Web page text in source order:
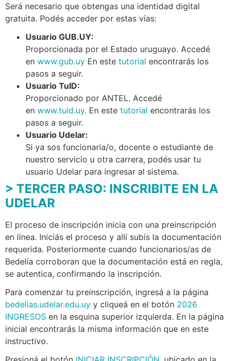
Será necesario que obtengas una identidad digital
gratuita. Podés acceder por estas vías:
Usuario GUB.UY:
Proporcionada por el Estado uruguayo. Accedé
en www.gub.uy En este tutorial encontrarás los
pasos a seguir.
Usuario TuID:
Proporcionado por ANTEL. Accedé
en www.tuid.uy. En este tutorial encontrarás los
pasos a seguir.
Usuario Udelar:
Si ya sos funcionaria/o, docente o estudiante de
nuestro servicio u otra carrera, podés usar tu
usuario Udelar para ingresar al sistema.
> TERCER PASO: INSCRIBITE EN LA
UDELAR
El proceso de inscripción inicia con una preinscripción
en línea. Iniciás el proceso y allí subís la documentación
requerida. Posteriormente cuando funcionarios/as de
Bedelía corroboran que la documentación está en regla,
se autentica, confirmando la inscripción.
Para comenzar tu preinscripción, ingresá a la página
bedelias.udelar.edu.uy y cliqueá en el botón 2026
INGRESOS en la esquina superior izquierda. En la página
inicial encontrarás la misma información que en este
instructivo.